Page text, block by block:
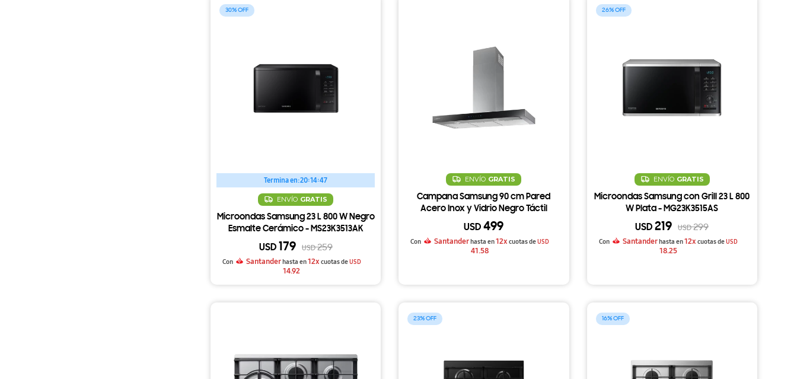
30
Termina en:20:14:47
ENVÍO GRATIS
Microondas Samsung 23 L 800 W Negro
Esmalte Cerámico - MS23K3513AK
USD 179 USD 259
Con Santanderhasta en12x cuotas deUSD
14.92
ENVÍO GRATIS
Campana Samsung 90 cm Pared
Acero Inox y Vidrio Negro Táctil
USD 499
Con Santanderhasta en12x cuotas deUSD
41.58
26
ENVÍO GRATIS
Microondas Samsung con Grill 23 L 800
W Plata - MG23K3515AS
USD 219 USD 299
Con Santanderhasta en12x cuotas deUSD
18.25
23 16